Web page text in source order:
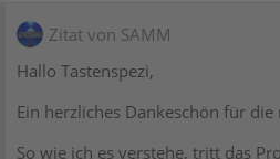
Zitat von SAMM
Hallo Tastenspezi,
Ein herzliches Dankeschön für
So wie ich es verstehe, tritt das